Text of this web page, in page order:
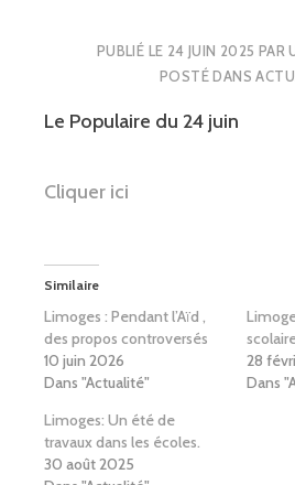
PUBLIÉ LE 24 JUIN 2025 PAR
POSTÉ DANS
Le Populaire du 24 juin
Cliquer ici
Similaire
Limoges : Pendant l’Aïd ,
des propos controversés
10 juin 2026
Dans "Actualité"
28
Dans
Limoges: Un été de
travaux dans les écoles.
30 août 2025